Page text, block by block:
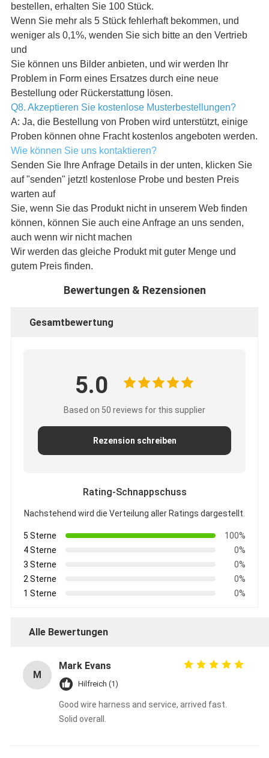
bestellen, erhalten Sie 100 Stück.
Wenn Sie mehr als 5 Stück fehlerhaft bekommen, und
weniger als 0,1%, wenden Sie sich bitte an den Vertrieb
und
Sie können uns Bilder anbieten, und wir werden Ihr
Problem in Form eines Ersatzes durch eine neue
Bestellung oder Rückerstattung lösen.
Q8. Akzeptieren Sie kostenlose Musterbestellungen?
A: Ja, die Bestellung von Proben wird unterstützt, einige
Proben können ohne Fracht kostenlos angeboten werden.
Wie können Sie uns kontaktieren?
Senden Sie Ihre Anfrage Details in der unten, klicken Sie
auf "senden" jetzt! kostenlose Probe und besten Preis
warten auf
Sie, wenn Sie das Produkt nicht in unserem Web finden
können, können Sie auch eine Anfrage an uns senden,
auch wenn wir nicht machen
Wir werden das gleiche Produkt mit guter Menge und
gutem Preis finden.
Bewertungen & Rezensionen
Gesamtbewertung
5.0
Based on 50 reviews for this supplier
Rezension schreiben
Rating-Schnappschuss
Nachstehend wird die Verteilung aller Ratings dargestellt.
5 Sterne
100%
4 Sterne
0%
3 Sterne
0%
2 Sterne
0%
1 Sterne
0%
Alle Bewertungen
M
Mark Evans
Hilfreich (1)
Good wire harness and service, arrived fast.
Solid overall.